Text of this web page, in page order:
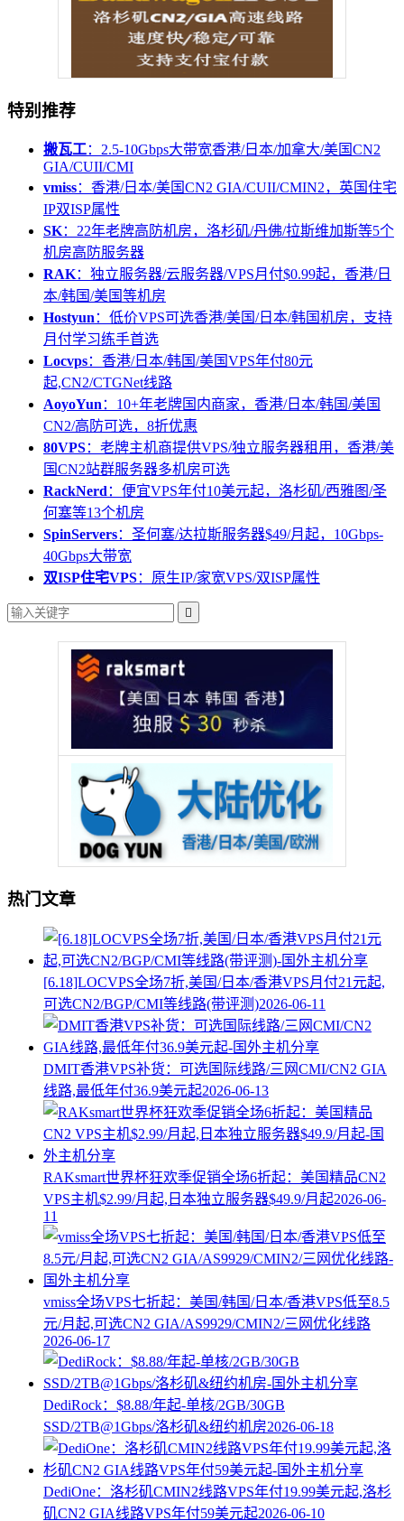
特别推荐
搬瓦工：2.5-10Gbps大带宽香港/日本/加拿大/美国CN2
GIA/CUII/CMI
vmiss：香港/日本/美国CN2 GIA/CUII/CMIN2，英国住宅
IP双ISP属性
SK：22年老牌高防机房，洛杉矶/丹佛/拉斯维加斯等5个
机房高防服务器
RAK：独立服务器/云服务器/VPS月付$0.99起，香港/日
本/韩国/美国等机房
Hostyun ：低价VPS可选香港/美国/日本/韩国机房，支持
月付学习练手首选
Locvps：香港/日本/韩国/美国VPS年付80元
起,CN2/CTGNet线路
AoyoYun ：10+年老牌国内商家，香港/日本/韩国/美国
CN2/高防可选，8折优惠
80VPS：老牌主机商提供VPS/独立服务器租用，香港/美
国CN2站群服务器多机房可选
RackNerd ：便宜VPS年付10美元起，洛杉矶/西雅图/圣
何塞等13个机房
SpinServers：圣何塞/达拉斯服务器$49/月起，10Gbps-
40Gbps大带宽
双ISP住宅VPS：原生IP/家宽VPS/双ISP属性

热门文章
[6.18]LOCVPS全场7折,美国/日本/香港VPS月付21元起,
可选CN2/BGP/CMI等线路(带评测)2026-06-11
DMIT香港VPS补货：可选国际线路/三网CMI/CN2 GIA
线路,最低年付36.9美元起2026-06-13
RAKsmart世界杯狂欢季促销全场6折起：美国精品CN2
VPS主机$2.99/月起,日本独立服务器$49.9/月起2026-06-
11
vmiss全场VPS七折起：美国/韩国/日本/香港VPS低至8.5
元/月起,可选CN2 GIA/AS9929/CMIN2/三网优化线路
2026-06-17
DediRock：$8.88/年起-单核/2GB/30GB
SSD/2TB@1Gbps/洛杉矶&纽约机房2026-06-18
DediOne：洛杉矶CMIN2线路VPS年付19.99美元起,洛杉
矶CN2 GIA线路VPS年付59美元起2026-06-10